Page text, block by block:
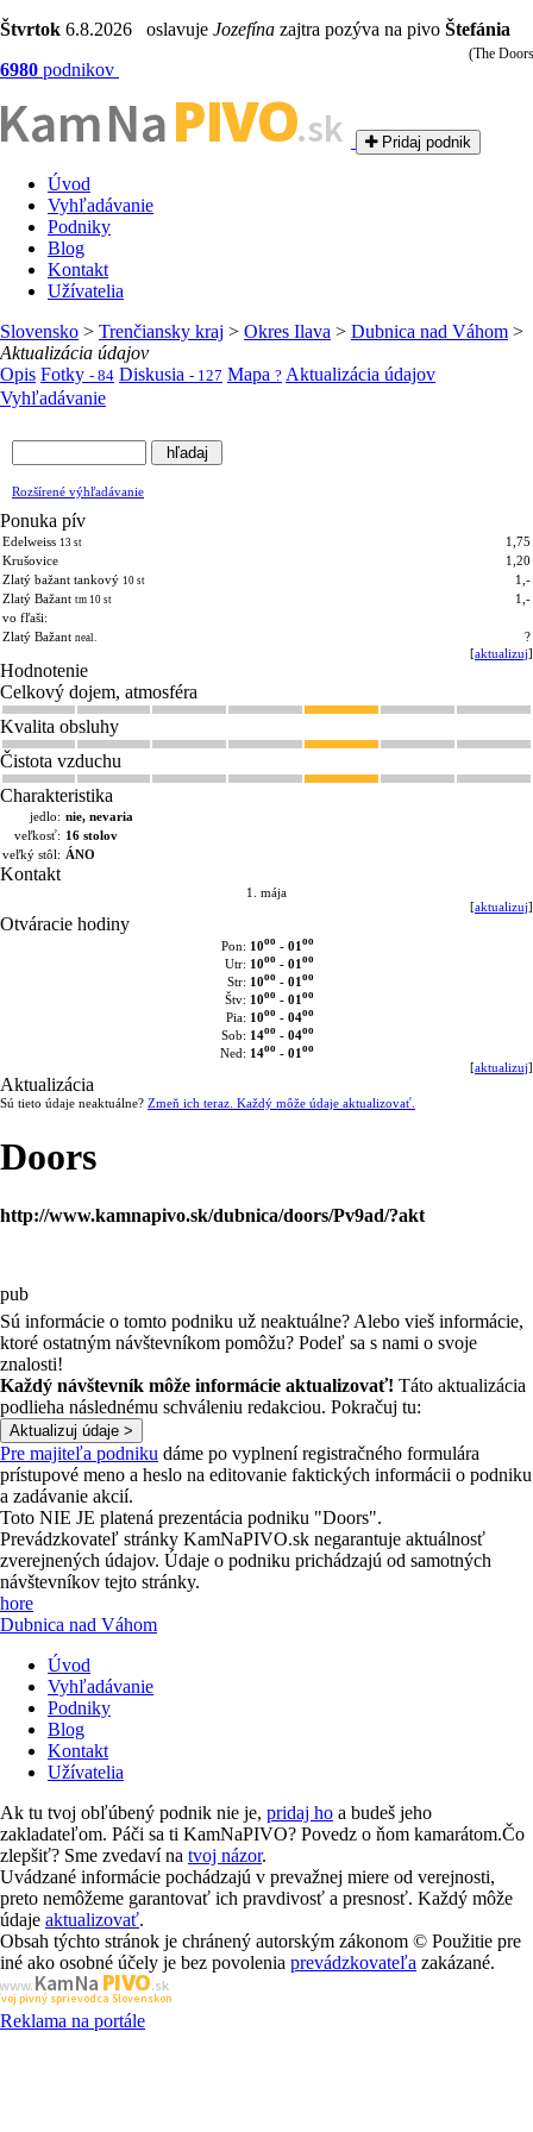
Štvrtok 6.8.2026 oslavuje Jozefína zajtra pozýva na pivo Štefánia
6980 podnikov
NaPIVO.sk Pridaj podnik
Úvod
Vyhľadávanie
Podniky
Blog
Kontakt
Užívatelia
Slovensko > Trenčiansky kraj > Okres Ilava > Dubnica nad Váhom >
Aktualizácia údajov
Opis Fotky - 84 Diskusia - 127 Mapa ? Aktualizácia údajov
Vyhľadávanie
Rozšírené výhľadávanie
Ponuka pív
Edelweiss 13 st
1,75
Krušovice
1,20
Zlatý bažant tankový 10 st
1,-
Zlatý Bažant tm 10 st
1,-
vo fľaši:
Zlatý Bažant neal.
?
[aktualizuj]
Hodnotenie
Celkový dojem, atmosféra
Kvalita obsluhy
Čistota vzduchu
Charakteristika
jedlo: nie, nevaria
veľkosť: 16 stolov
veľký stôl: ÁNO
Kontakt
1. mája
[aktualizuj]
Otváracie hodiny
Pon: 10oo- 01 oo
Utr: 10oo- 01 oo
Str: 10oo- 01 oo
Štv: 10oo- 01 oo
Pia: 10oo- 04oo
Sob: 14oo- 04oo
Ned: 14oo- 01 oo
[aktualizuj]
Aktualizácia
Sú tieto údaje neaktuálne? Zmeň ich teraz. Každý môže údaje aktualizovať.
Doors
http://www.kamnapivo.sk/dubnica/doors/Pv9ad/?akt
pub
(The
Sú informácie o tomto podniku už neaktuálne? Alebo vieš informácie,
ktoré ostatným návštevníkom pomôžu? Podeľ sa s nami o svoje
znalosti!
Každý návštevník môže informácie aktualizovať! Táto aktualizácia
podlieha následnému schváleniu redakciou. Pokračuj tu:
Pre majiteľa podniku dáme po vyplnení registračného formulára
prístupové meno a heslo na editovanie faktických informácii o podniku
a zadávanie akcií.
Toto NIE JE platená prezentácia podniku "Doors".
Prevádzkovateľ stránky KamNaPIVO.sk negarantuje aktuálnosť
zverejnených údajov. Údaje o podniku prichádzajú od samotných
návštevníkov tejto stránky.
hore
Dubnica nad Váhom
Úvod
Vyhľadávanie
Podniky
Blog
Kontakt
Užívatelia
Ak tu tvoj obľúbený podnik nie je, pridaj ho a budeš jeho
zakladateľom. Páči sa ti KamNaPIVO? Povedz o ňom kamarátom.Čo
zlepšiť? Sme zvedaví na tvoj názor.
Uvádzané informácie pochádzajú v prevažnej miere od verejnosti,
preto nemôžeme garantovať ich pravdivosť a presnosť. Každý môže
údaje aktualizovať.
Obsah týchto stránok je chránený autorským zákonom © Použitie pre
iné ako osobné účely je bez povolenia prevádzkovateľa zakázané.
www.Kam Na PIVO.sk
pivný sprievodca Slovenskom
Reklama na portále